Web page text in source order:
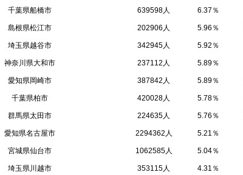
千葉県船橋市 639598人 6.37％
島根県松江市 202906人 5.96％
埼玉県越谷市 342945人 5.92％
神奈川県大和市 237112人 5.89％
愛知県岡崎市 387842人 5.89％
千葉県柏市 420028人 5.78％
群馬県太田市 224635人 5.76％
愛知県名古屋市 2294362人 5.21％
宮城県仙台市 1062585人 5.04％
埼玉県川越市 353115人 4.31％